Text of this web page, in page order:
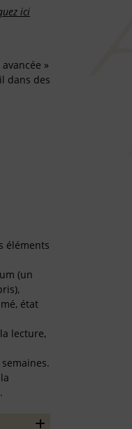
ici
»
dans des
éléments
(un
état
lecture,